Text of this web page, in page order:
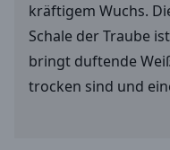
kräftigem Wuchs.
Schale der Traube
bringt duftende
trocken sind und